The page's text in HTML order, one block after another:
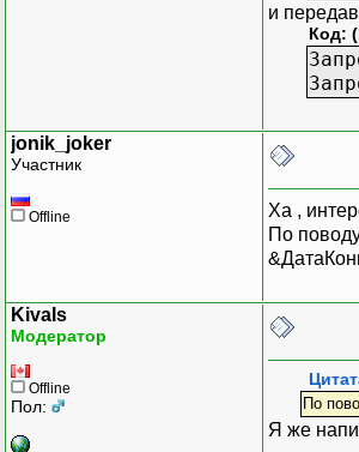
и
Код:
jonik_joker
Участник
Offline
Ха ,
По
Kivals
Модератор
Offline
Пол:
По
Я же